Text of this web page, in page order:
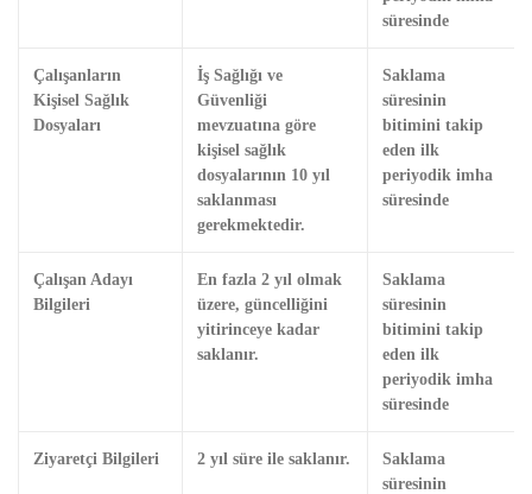
süresinde
Çalışanların
Kişisel Sağlık
Dosyaları
İş Sağlığı ve
Güvenliği
mevzuatına göre
kişisel sağlık
dosyalarının 10 yıl
saklanması
gerekmektedir.
Saklama
süresinin
bitimini takip
eden ilk
periyodik imha
süresinde
Çalışan Adayı
Bilgileri
En fazla 2 yıl olmak
üzere, güncelliğini
yitirinceye kadar
saklanır.
Saklama
süresinin
bitimini takip
eden ilk
periyodik imha
süresinde
Ziyaretçi Bilgileri 2 yıl süre ile saklanır.
Saklama
süresinin